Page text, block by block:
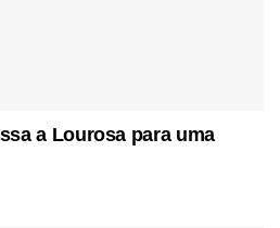
a Lourosa para uma